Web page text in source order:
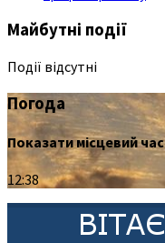
Майбутні події
Події відсутні
Погода
Показати місцевий час
12:38